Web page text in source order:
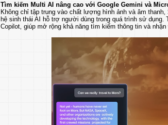
Tìm kiếm Multi AI nâng cao với Google Gemini và
Không chỉ tập trung vào chất lượng hình ảnh và âm
hệ sinh thái AI hỗ trợ người dùng trong quá trình sử
Copilot, giúp mở rộng khả năng tìm kiếm thông tin và